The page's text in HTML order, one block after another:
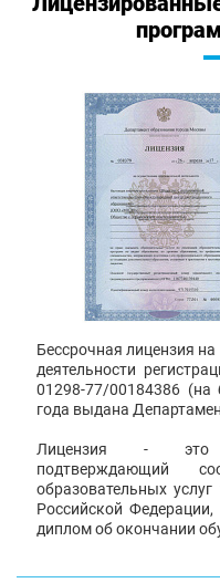
Бессрочная лицензия
деятельности
01298-77/00184386 (на
года выдана
Лицензия - это
подтверждающий
образовательных
Российской
диплом об окончании